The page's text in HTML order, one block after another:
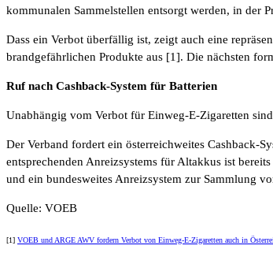
kommunalen Sammelstellen entsorgt werden, in
Dass ein Verbot überfällig ist, zeigt auch eine
brandgefährlichen Produkte aus [1]. Die nächsten
Ruf nach Cashback-System für Batterien
Unabhängig vom Verbot für Einweg-E-Zigaretten
Der Verband fordert ein österreichweites Cashback-
entsprechenden Anreizsystems für Altakkus ist
und ein bundesweites Anreizsystem zur Sammlung
Quelle: VOEB
[1] VOEB und ARGE AWV fordern Verbot von Einweg-E-Zigaretten auch in